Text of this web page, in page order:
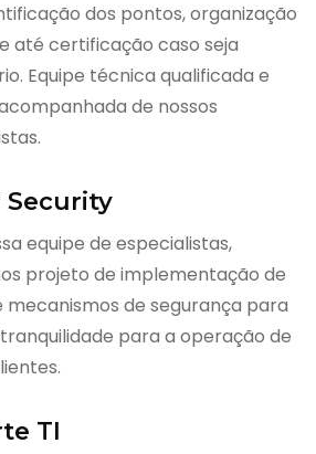
dos pontos, organização
até certificação caso seja
Equipe técnica qualificada e
de nossos
Security
equipe de especialistas,
projeto de implementação de
mecanismos de segurança para
para a operação de
TI